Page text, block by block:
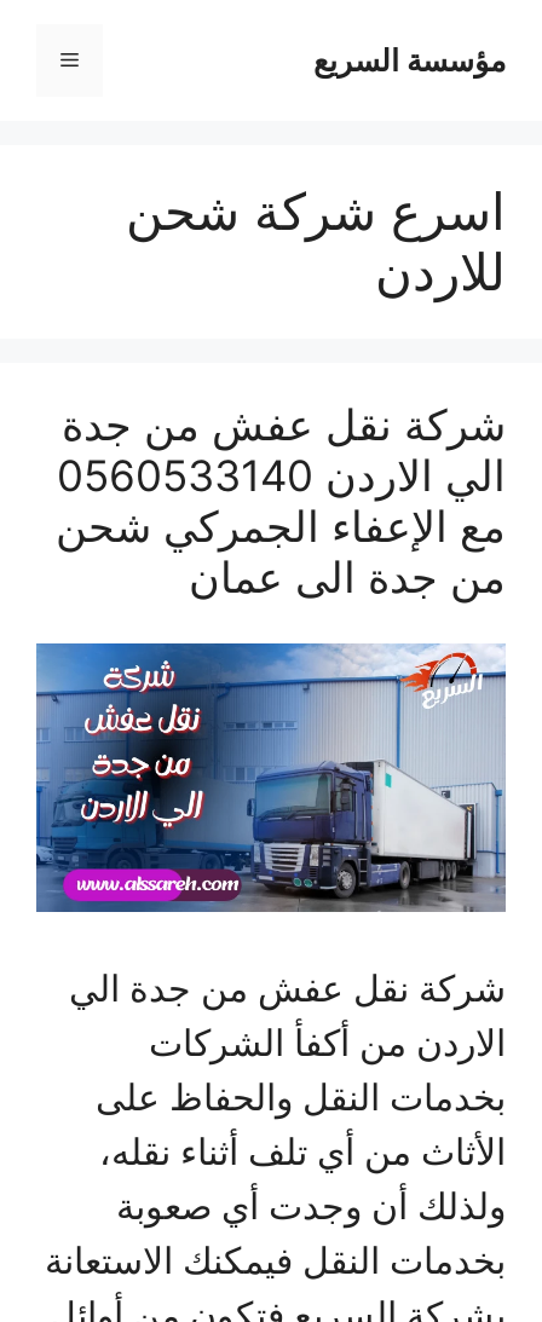
مؤسسة السريع القائمة
اسرع شركة شحن
للاردن
شركة نقل عفش من جدة
الي الاردن 0560533140
مع الإعفاء الجمركي شحن
من جدة الى عمان
شركة نقل عفش من جدة الي
الاردن من أكفأ الشركات
بخدمات النقل والحفاظ على
الأثاث من أي تلف أثناء نقله،
ولذلك أن وجدت أي صعوبة
بخدمات النقل فيمكنك الاستعانة